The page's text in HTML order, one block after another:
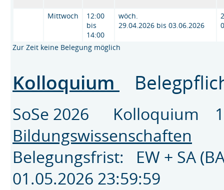
Mittwoch
12:00
bis
14:00
wöch.
29.04.2026 bis 03.06.2026
Zur Zeit keine Belegung möglich
Kolloquium
SoSe 2026 Kolloquium
Bildungswissenschaften
Belegungsfrist: EW + SA
01.05.2026 23:59:59